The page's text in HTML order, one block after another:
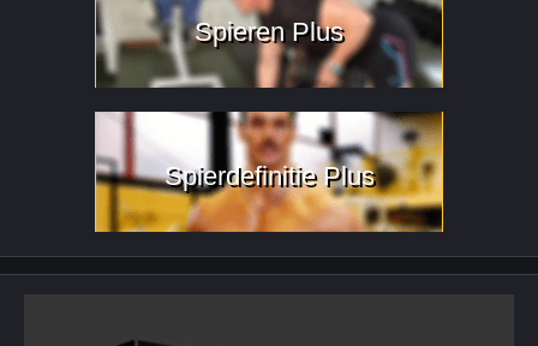
Spieren Plus
Spierdefinitie Plus